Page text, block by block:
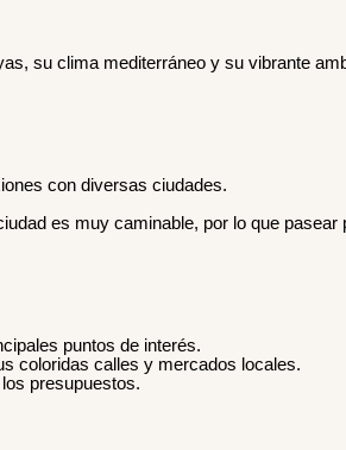
su clima mediterráneo y su vibrante
con diversas ciudades.
es muy caminable, por lo que pasear
puntos de interés.
coloridas calles y mercados locales.
presupuestos.